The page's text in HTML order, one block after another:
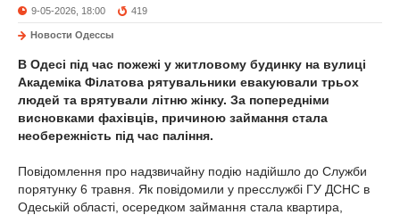
9-05-2026, 18:00 419
Новости Одессы
В Одесі під час пожежі у житловому будинку на вулиці
Академіка Філатова рятувальники евакуювали трьох
людей та врятували літню жінку. За попередніми
висновками фахівців, причиною займання стала
необережність під час паління.
Повідомлення про надзвичайну подію надійшло до Служби
порятунку 6 травня. Як повідомили у пресслужбі ГУ ДСНС в
Одеській області, осередком займання стала квартира,